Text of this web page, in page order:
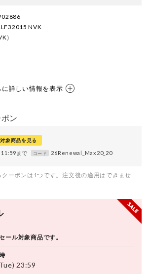
NVK
）
に詳しい情報を表示
ン
対象商品を見る
まで コード 26Renewal_Max20_20
ーポンは1つです。注文後の適用はできませ
ール対象商品です。
23:59